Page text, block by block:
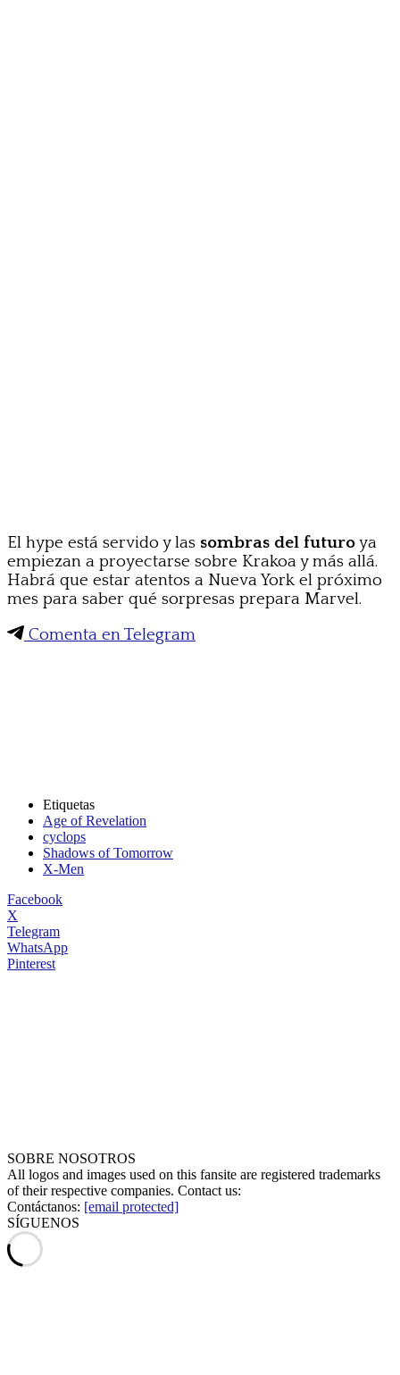
El hype está servido y las sombras del futuroya
empiezan a proyectarse sobre Krakoa y más allá.
Habrá que estar atentos a Nueva York el próximo
mes para saber qué sorpresas prepara Marvel.
Comenta en Telegram
Etiquetas
Age of Revelation
cyclops
Shadows of Tomorrow
X-Men
Facebook
X
Telegram
WhatsApp
Pinterest
SOBRE NOSOTROS
All logos and images used on this fansite are registered trademarks
of their respective companies. Contact us:
Contáctanos: [email protected]
SÍGUENOS